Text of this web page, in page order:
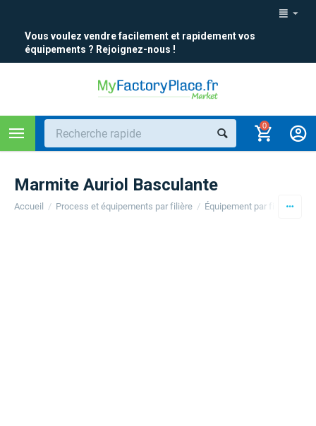
Vous voulez vendre facilement et rapidement vos
équipements ? Rejoignez-nous !
0
Marmite Auriol Basculante
Accueil / Process et équipements par filière / Équipement par filière